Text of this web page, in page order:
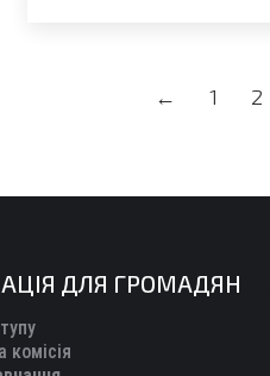
← 1 2
ДЛЯ ГРОМАДЯН
комісія